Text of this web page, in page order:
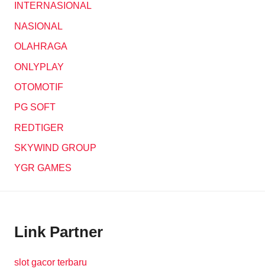
INTERNASIONAL
NASIONAL
OLAHRAGA
ONLYPLAY
OTOMOTIF
PG SOFT
REDTIGER
SKYWIND GROUP
YGR GAMES
Link Partner
slot gacor terbaru